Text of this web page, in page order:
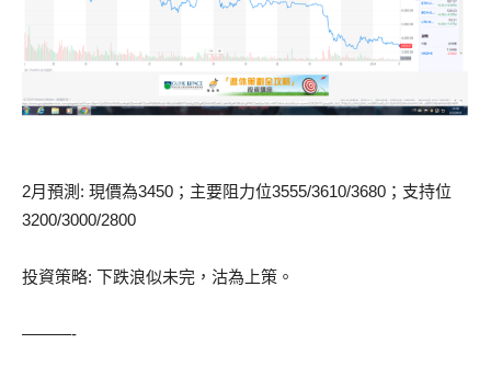
2月預測: 現價為3450；主要阻力位3555/3610/3680；支持位
3200/3000/2800
投資策略: 下跌浪似未完，沽為上策。
———-